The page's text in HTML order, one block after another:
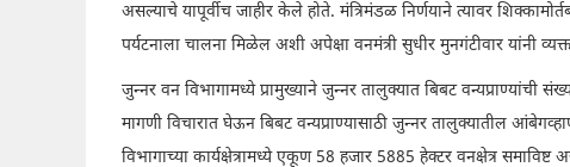
असल्याचे यापूर्वीच जाहीर केले होते. मंत्रिमंडळ निर्णयाने त्यावर
पर्यटनाला चालना मिळेल अशी अपेक्षा वनमंत्री सुधीर मुनगंटीवार यांनी
जुन्नर वन विभागामध्ये प्रामुख्याने जुन्नर तालुक्यात बिबट वन्यप्राण्यांची
मागणी विचारात घेऊन बिबट वन्यप्राण्यासाठी जुन्नर तालुक्यातील
विभागाच्या कार्यक्षेत्रामध्ये एकूण 58 हजार 5885 हेक्टर वनक्षेत्र